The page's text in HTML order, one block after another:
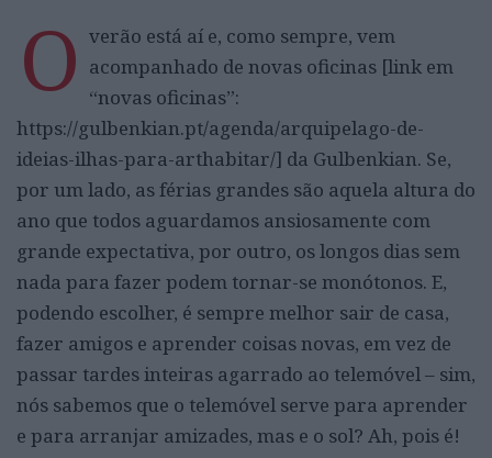
O verão está aí e, como sempre, vem
acompanhado de novas oficinas [link em
“novas oficinas”:
https://gulbenkian.pt/agenda/arquipelago-de-
ideias-ilhas-para-arthabitar/] da Gulbenkian. Se,
por um lado, as férias grandes são aquela altura do
ano que todos aguardamos ansiosamente com
grande expectativa, por outro, os longos dias sem
nada para fazer podem tornar-se monótonos. E,
podendo escolher, é sempre melhor sair de casa,
fazer amigos e aprender coisas novas, em vez de
passar tardes inteiras agarrado ao telemóvel – sim,
nós sabemos que o telemóvel serve para aprender
e para arranjar amizades, mas e o sol? Ah, pois é!